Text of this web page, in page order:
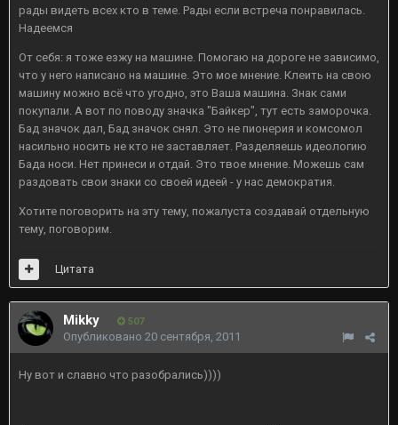
рады видеть всех кто в теме. Рады если встреча понравилась.
Надеемся
От себя: я тоже езжу на машине. Помогаю на дороге не зависимо,
что у него написано на машине. Это мое мнение. Клеить на свою
машину можно всё что угодно, это Ваша машина. Знак сами
покупали. А вот по поводу значка "Байкер", тут есть заморочка.
Бад значок дал, Бад значок снял. Это не пионерия и комсомол
насильно носить не кто не заставляет. Разделяешь идеологию
Бада носи. Нет принеси и отдай. Это твое мнение. Можешь сам
раздовать свои знаки со своей идеей - у нас демократия.
Хотите поговорить на эту тему, пожалуста создавай отдельную
тему, поговорим.
Цитата
Mikky 507
Опубликовано 20 сентября, 2011
Ну вот и славно что разобрались))))